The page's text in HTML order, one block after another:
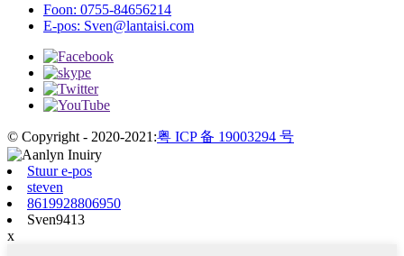
Foon: 0755-84656214
E-pos: Sven@lantaisi.com
© Copyright - 2020-2021:粤 ICP 备 19003294 号
Stuur e-pos
steven
8619928806950
Sven9413
x